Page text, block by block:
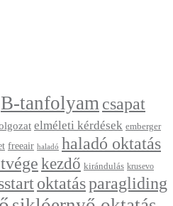
B-tanfolyamcsapat
elméleti kérdések emberger
freeair haladó haladó oktatás
kezdő kirándulás krusevo
oktatásparagliding